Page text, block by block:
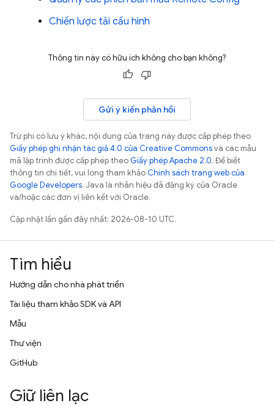
Chiến lược tải cấu hình
Thông tin này có hữu ích không cho bạn không?
Gửi ý kiến phản hồi
Trừ phi có lưu ý khác, nội dung của trang này được cấp phép theo
Giấy phép ghi nhận tác giả 4.0 của Creative Commonsvà các mẫu
mã lập trình được cấp phép theoGiấy phép Apache 2.0. Để biết
thông tin chi tiết, vui lòng tham khảoChính sách trang web của
Google Developers. Java là nhãn hiệu đã đăng ký của Oracle
và/hoặc các đơn vị liên kết với Oracle.
Cập nhật lần gần đây nhất: 2026-08-10 UTC.
Tìm hiểu
Hướng dẫn cho nhà phát triển
Tài liệu tham khảo SDK và API
Mẫu
Thư viện
GitHub
Giữ liên lạc